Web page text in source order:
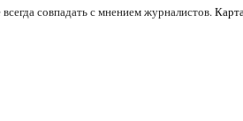
совпадать с мнением журналистов.